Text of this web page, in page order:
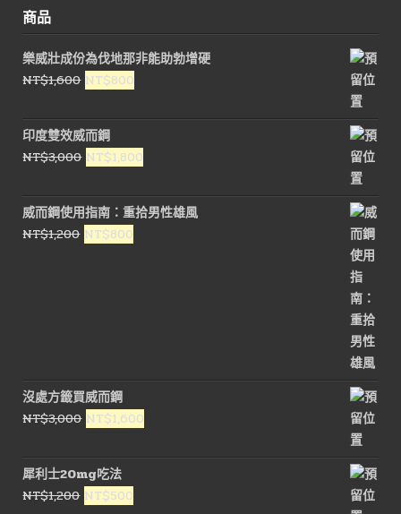
商品
樂威壯成份為伐地那非能助勃增硬
NT$1,600 原
價
格：
NT$1,600。
NT$800
價
格：
NT$800。
印度雙效威而鋼
NT$3,000 原
價
格：
NT$3,000。
NT$1,800
價
格：
威而鋼使用指南：重拾男性雄風
NT$1,200 原
NT$800
沒處方籤買威而鋼
NT$3,000 原
價
格：
NT$3,000。
NT$1,600
價
犀利士20mg吃法
NT$1,200 原
NT$500